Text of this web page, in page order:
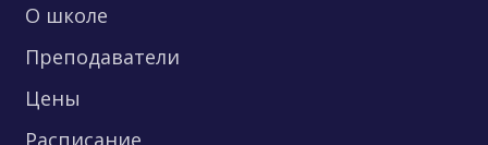
О школе
Преподаватели
Цены
Расписание